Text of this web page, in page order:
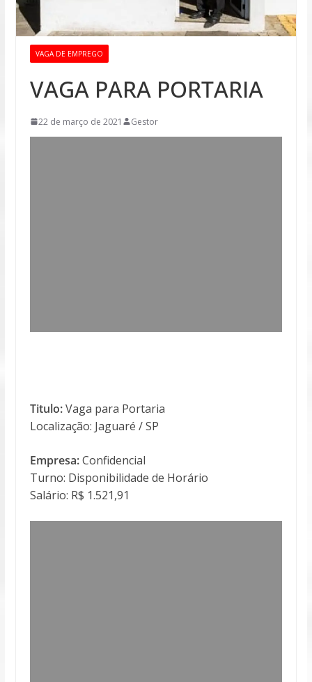
VAGA DE EMPREGO
VAGA PARA PORTARIA
22 de março de 2021 Gestor
Titulo:Vaga para Portaria
Localização: Jaguaré / SP
Empresa:Confidencial
Turno: Disponibilidade de Horário
Salário: R$ 1.521,91